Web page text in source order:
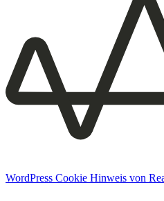
WordPress Cookie Hinweis von